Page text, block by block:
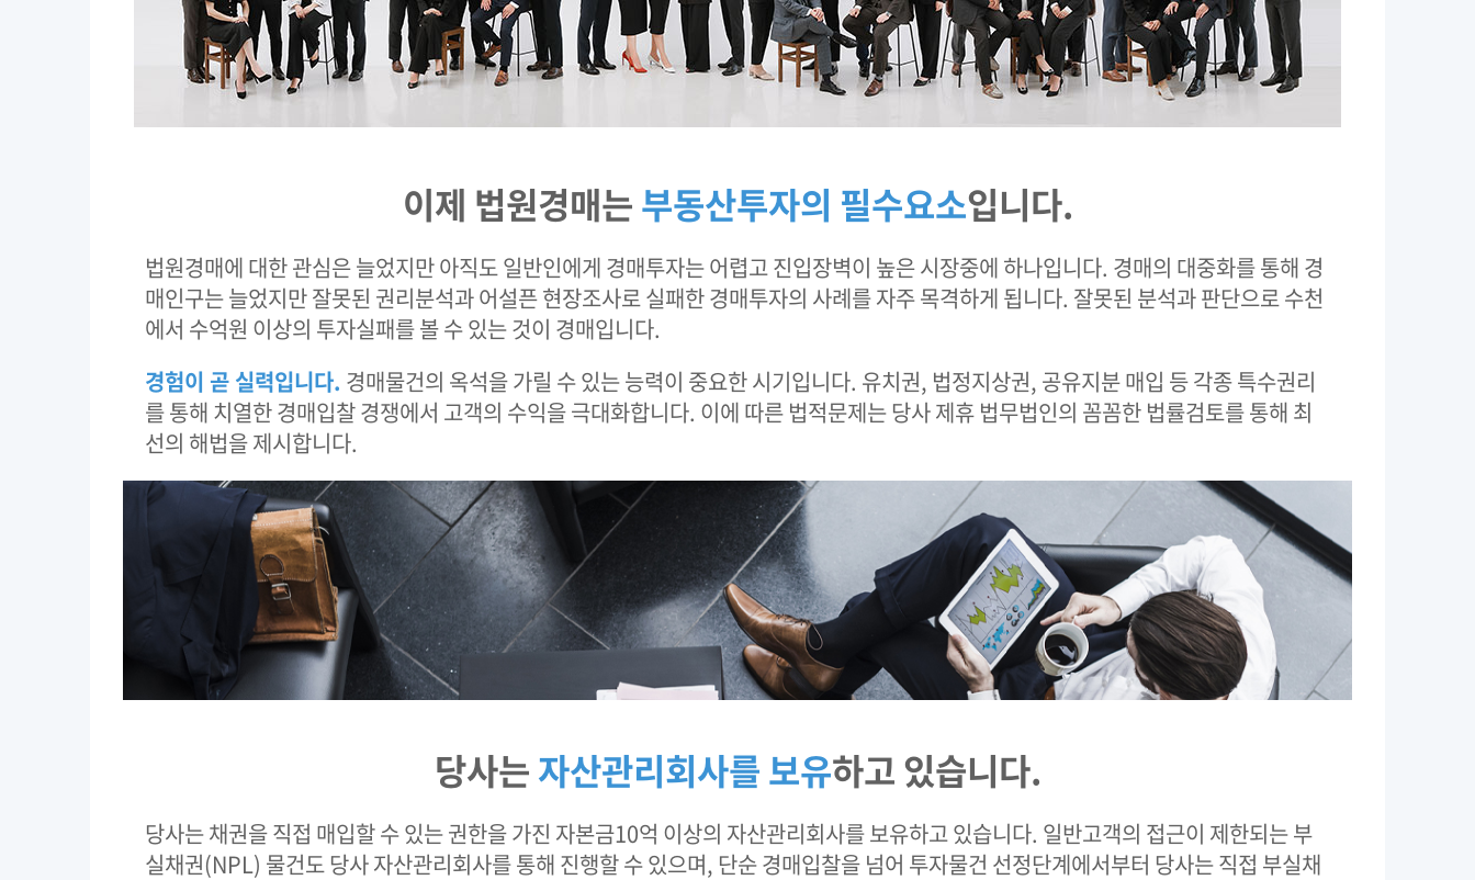
이제 법원경매는부동산투자의 필수요소입니다.
법원경매에 대한 관심은 늘었지만 아직도 일반인에게 경매투자는 어렵고 진입장벽이 높은 시장중에 하나입니다. 경매의 대중화를 통해 경
매인구는 늘었지만 잘못된 권리분석과 어설픈 현장조사로 실패한 경매투자의 사례를 자주 목격하게 됩니다. 잘못된 분석과 판단으로 수천
에서 수억원 이상의 투자실패를 볼 수 있는 것이 경매입니다.
경험이 곧 실력입니다. 경매물건의 옥석을 가릴 수 있는 능력이 중요한 시기입니다. 유치권, 법정지상권, 공유지분 매입 등 각종 특수권리
를 통해 치열한 경매입찰 경쟁에서 고객의 수익을 극대화합니다. 이에 따른 법적문제는 당사 제휴 법무법인의 꼼꼼한 법률검토를 통해 최
선의 해법을 제시합니다.
당사는자산관리회사를 보유하고 있습니다.
당사는 채권을 직접 매입할 수 있는 권한을 가진 자본금10억 이상의 자산관리회사를 보유하고 있습니다. 일반고객의 접근이 제한되는 부
실채권(NPL) 물건도 당사 자산관리회사를 통해 진행할 수 있으며, 단순 경매입찰을 넘어 투자물건 선정단계에서부터 당사는 직접 부실채